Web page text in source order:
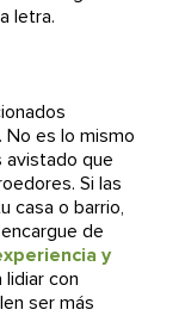
letra.
es lo mismo
avistado que
Si las
casa o barrio,
de
y
lidiar con
ser más